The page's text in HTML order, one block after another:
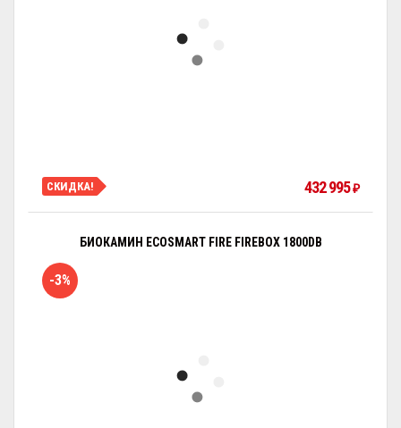
СКИДКА! 432 995 ₽
БИОКАМИН ECOSMART FIRE FIREBOX 1800DB
-3%